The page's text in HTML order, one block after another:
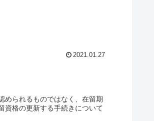
2021.01.27
められるものではなく、在留期
資格の更新する手続きについて